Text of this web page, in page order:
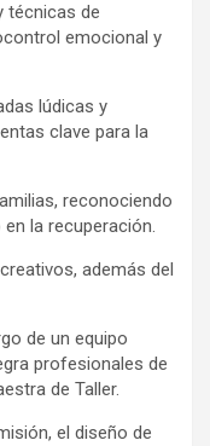
técnicas de
emocional y
lúdicas y
clave para la
reconociendo
la recuperación.
además del
de un equipo
profesionales de
de Taller.
el diseño de